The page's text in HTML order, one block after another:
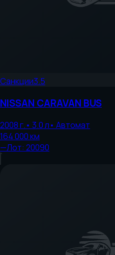
Санкции3.5
NISSAN CARAVAN BUS
2008г.• 3.0л• Автомат
164 000км
—Лот: 20090